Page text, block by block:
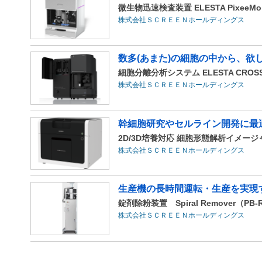
微生物迅速検査装置 ELESTA PixeeMo
株式会社ＳＣＲＥＥＮホールディングス
数多(あまた)の細胞の中から、欲
細胞分離分析システム ELESTA
株式会社ＳＣＲＥＥＮホールディングス
幹細胞研究やセルライン開発に
2D/3D培養対応 細胞形態解析イメー
株式会社ＳＣＲＥＥＮホールディングス
生産機の長時間運転・生産を実
錠剤除粉装置 Spiral Remover（PB-
株式会社ＳＣＲＥＥＮホールディングス